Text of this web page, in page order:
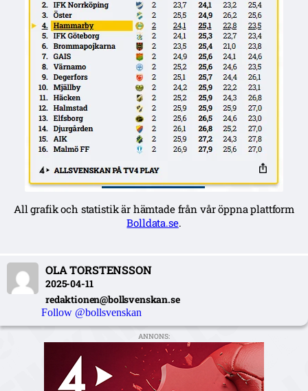
All grafik och statistik är hämtade från vår öppna plattform
Bolldata.se.
OLA TORSTENSSON
2025-04-11
redaktionen@bollsvenskan.se
Follow @bollsvenskan
ANNONS: